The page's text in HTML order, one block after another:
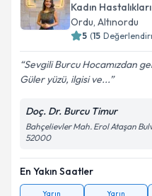
E-posta Adresiniz
Kişisel verilerimin
kapsamda
Takvim
Kadın
Ordu, Altınordu
5 (15
Sevgili Burcu Hocamızdan
Güler yüzü, ilgisi ve...
Doç. Dr. Burcu Timur
Bahçelievler Mah. Erol Ataşan
52000
En Yakın Saatler
Yarın Yarın